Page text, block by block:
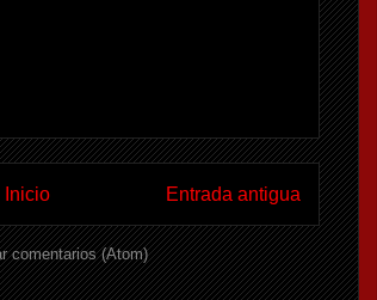
Entrada antigua
Inicio
comentarios (Atom)